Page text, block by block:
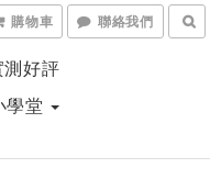
購物車 聯絡我們
測好評
學堂